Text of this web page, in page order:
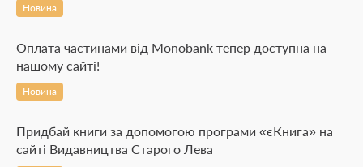
Новина
Оплата частинами від Monobank тепер доступна на
нашому сайті!
Новина
Придбай книги за допомогою програми «єКнига» на
сайті Видавництва Старого Лева